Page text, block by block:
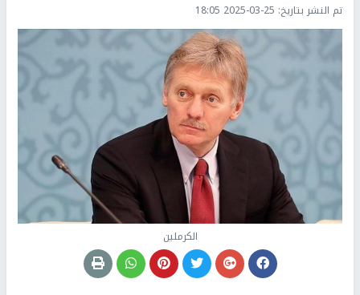
تم النشر بتاريخ: 2025-03-25 18:05
الكرملين